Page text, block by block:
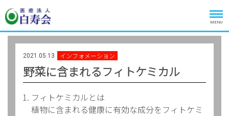
MENU
2021.05.13 インフォメーション
野菜に含まれるフィトケミカル
フィトケミカルとは
植物に含まれる健康に有効な成分をフィトケミ